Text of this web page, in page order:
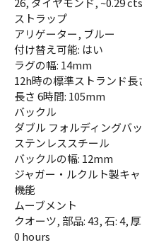
ストラップ
アリゲーター, ブルー
付け替え可能: はい
ラグの幅: 14mm
12h時の標準ストランド長
長さ 6時間: 105mm
バックル
ダブル フォルディングバ
ステンレススチール
バックルの幅: 12mm
ジャガー・ルクルト製キ
機能
ムーブメント
クオーツ, 部品: 43, 石: 4,
0 hours